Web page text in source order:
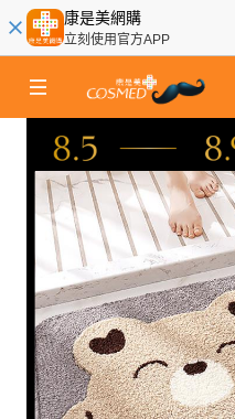
康是美網購
立刻使用官方APP